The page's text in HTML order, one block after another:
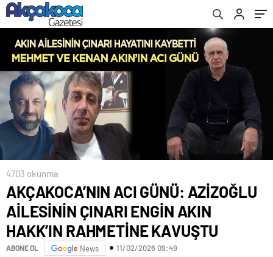
RAHMETİNE KAVUŞTU
4703 okunma
AKÇAKOCA’NIN ACI GÜNÜ: AZİZOĞLU
AİLESİNİN ÇINARI ENGİN AKIN
HAKK’IN RAHMETİNE KAVUŞTU
ABONE OL News 11/02/2026 09:49